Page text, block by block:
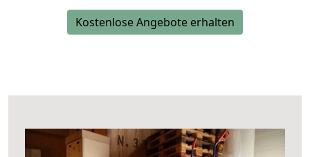
Kostenlose Angebote erhalten